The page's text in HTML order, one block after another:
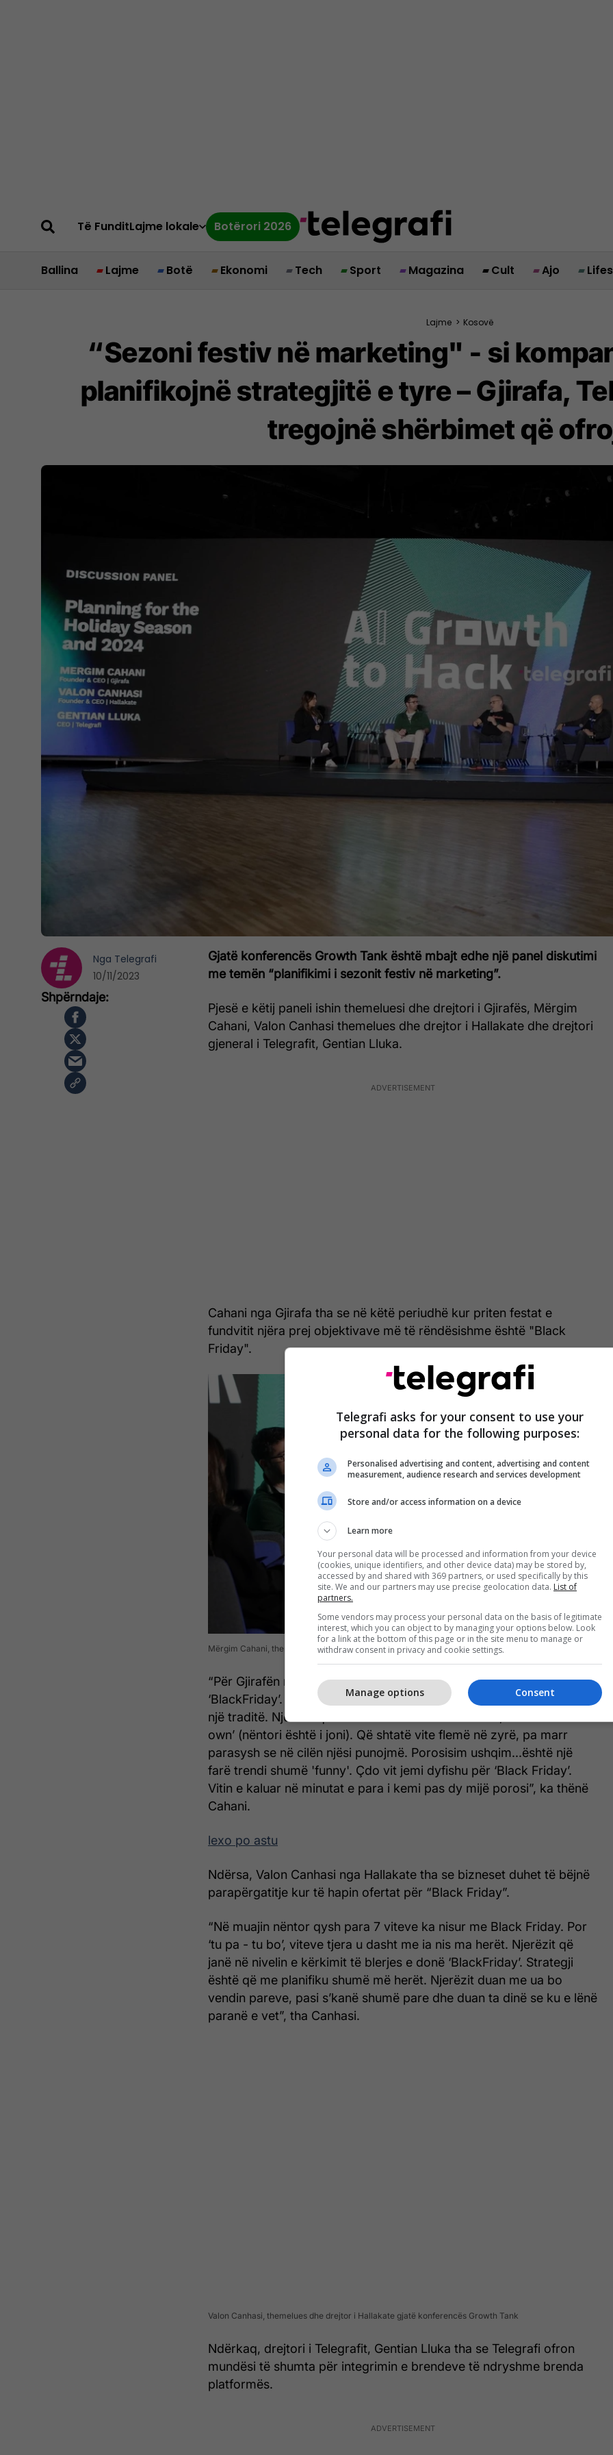
Të FunditLajme lokale Botërori 2026
Ballina Lajme Botë Ekonomi Tech Sport Magazina Cult Ajo
Lajme > Kosovë
“Sezoni festiv në marketing" - si
planifikojnë strategjitë e tyre – Gjirafa,
tregojnë shërbimet që
Gjatë konferencës Growth Tank është mbajt edhe një panel diskutimi
me temën “planifikimi i sezonit festiv në marketing”.
Pjesë e këtij paneli ishin themeluesi dhe drejtori i Gjirafës, Mërgim
Cahani, Valon Canhasi themelues dhe drejtor i Hallakate dhe drejtori
gjeneral i Telegrafit, Gentian Lluka.
Cahani nga Gjirafa tha se në këtë periudhë kur priten festat e
fundvitit njëra prej objektivave më të rëndësishme është "Black
Friday".
Mërgim Cahani, themelues dhe drejtor i Gjirafës gjatë konferencës Growth Tank
“Për Gjirafën njërën prej festave më të rëndësishmeve e kemi
‘BlackFriday’. Është bërë një pjesë e kulturës tonë në kompani dhe
një traditë. Një kuti që e kisha në tavolinë shkruante, “November is
own’ (nëntori është i joni). Që shtatë vite flemë në zyrë, pa marr
parasysh se në cilën njësi punojmë. Porosisim ushqim...është një
farë trendi shumë 'funny'. Çdo vit jemi dyfishu për ‘Black Friday’.
Vitin e kaluar në minutat e para i kemi pas dy mijë porosi”, ka thënë
Cahani.
lexo po astu
Ndërsa, Valon Canhasi nga Hallakate tha se bizneset duhet të bëjnë
parapërgatitje kur të hapin ofertat për “Black Friday”.
“Në muajin nëntor qysh para 7 viteve ka nisur me Black Friday. Por
‘tu pa - tu bo’, viteve tjera u dasht me ia nis ma herët. Njerëzit që
janë në nivelin e kërkimit të blerjes e donë ‘BlackFriday’. Strategji
është që me planifiku shumë më herët. Njerëzit duan me ua bo
vendin pareve, pasi s’kanë shumë pare dhe duan ta dinë se ku e lënë
paranë e vet”, tha Canhasi.
Valon Canhasi, themelues dhe drejtor i Hallakate gjatë konferencës Growth Tank
Ndërkaq, drejtori i Telegrafit, Gentian Lluka tha se Telegrafi ofron
mundësi të shumta për integrimin e brendeve të ndryshme brenda
platformës.
Nga Telegrafi
10/11/2023
Telegrafi asks for your consent to use your
personal data for the following purposes:
Personalised advertising and content, advertising and content
measurement, audience research and services development
Store and/or access information on a device
Learn more
Your personal data will be processed and information from your device
(cookies, unique identifiers, and other device data) may be stored by,
accessed by and shared with 369 partners, or used specifically by this
site. We and our partners may use precise geolocation data. List of
partners.
Some vendors may process your personal data on the basis of legitimate
interest, which you can object to by managing your options below. Look
for a link at the bottom of this page or in the site menu to manage or
withdraw consent in privacy and cookie settings.
Consent
Manage options